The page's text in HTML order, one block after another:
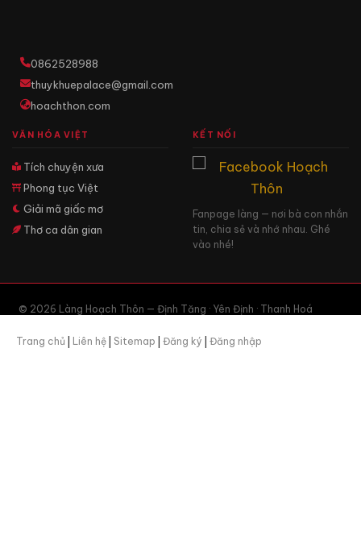
0862528988
thuykhuepalace@gmail.com
hoachthon.com
VĂN HÓA VIỆT
Tích chuyện xưa
Phong tục Việt
Giải mã giấc mơ
Thơ ca dân gian
KẾT NỐI
Fanpage làng — nơi bà con nhắn
tin, chia sẻ và nhớ nhau. Ghé
vào nhé!
© 2026 Làng Hoạch Thôn — Định Tăng · Yên Định · Thanh Hoá
Trang chủ Liên hệ Sitemap Đăng ký Đăng nhập